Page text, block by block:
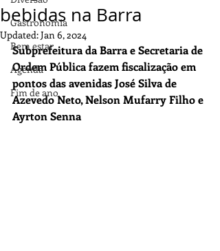
Gastronomia
Bem estar
Agenda
Fim de ano
bebidas na Barra
Updated:Jan 6, 2024
Subprefeitura da Barra e Secretaria de
Ordem Pública fazem fiscalização em
pontos das avenidas José Silva de
Azevedo Neto, Nelson Mufarry Filho e
Ayrton Senna